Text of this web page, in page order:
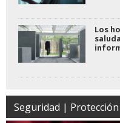
Los
Seguridad | Protección